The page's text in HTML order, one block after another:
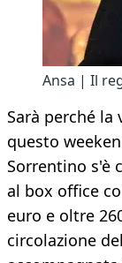
Ansa | Il
Sarà perché la
questo
Sorrentino s'è
al box office
euro e oltre
circolazione